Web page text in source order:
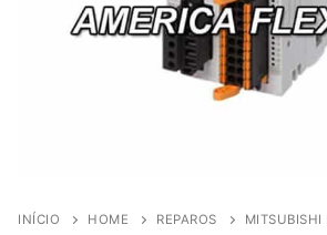
INÍCIO HOME REPAROS MITSUBISHI